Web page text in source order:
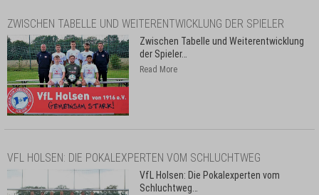
ZWISCHEN TABELLE UND WEITERENTWICKLUNG DER SPIELER
Zwischen Tabelle und Weiterentwicklung
der Spieler…
Read More
VFL HOLSEN: DIE POKALEXPERTEN VOM SCHLUCHTWEG
VfL Holsen: Die Pokalexperten vom
Schluchtweg